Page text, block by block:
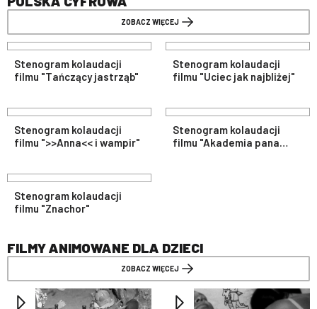
ZOBACZ WIĘCEJ
Stenogram kolaudacji
filmu "Tańczący jastrząb"
Stenogram kolaudacji
filmu "Uciec jak najbliżej"
Stenogram kolaudacji
filmu ">>Anna<< i wampir"
Stenogram kolaudacji
filmu "Akademia pana
Stenogram kolaudacji
filmu "Znachor"
FILMY ANIMOWANE DLA DZIECI
ZOBACZ WIĘCEJ